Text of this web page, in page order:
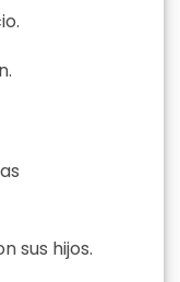
sus hijos.